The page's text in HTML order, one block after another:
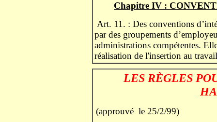
Chapitre IV :
Art. 11. : Des conventions
par des groupements
administrations compétentes.
réalisation de l'insertion au
.
LES RÈGLES
(approuvé le 25/2/99)